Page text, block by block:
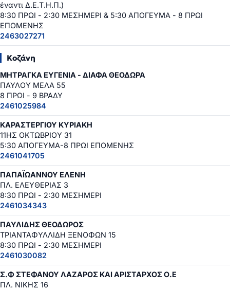
έναντι Δ.Ε.Τ.Η.Π.)
8:30 ΠΡΩΙ - 2:30 ΜΕΣΗΜΕΡΙ & 5:30 ΑΠΟΓΕΥΜΑ - 8 ΠΡΩΙ
ΕΠΟΜΕΝΗΣ
2463027271
Κοζάνη
ΜΗΤΡΑΓΚΑ ΕΥΓΕΝΙΑ - ΔΙΑΦΑ ΘΕΟΔΩΡΑ
ΠΑΥΛΟΥ ΜΕΛΑ 55
8 ΠΡΩΙ - 9 ΒΡΑΔΥ
2461025984
ΚΑΡΑΣΤΕΡΓΙΟΥ ΚΥΡΙΑΚΗ
11ΗΣ ΟΚΤΩΒΡΙΟΥ 31
5:30 ΑΠΟΓΕΥΜΑ-8 ΠΡΩΙ ΕΠΟΜΕΝΗΣ
2461041705
ΠΑΠΑΪΩΑΝΝΟΥ ΕΛΕΝΗ
ΠΛ. ΕΛΕΥΘΕΡΙΑΣ 3
8:30 ΠΡΩΙ - 2:30 ΜΕΣΗΜΕΡΙ
2461034343
ΠΑΥΛΙΔΗΣ ΘΕΟΔΩΡΟΣ
ΤΡΙΑΝΤΑΦΥΛΛΙΔΗ ΞΕΝΟΦΩΝ 15
8:30 ΠΡΩΙ - 2:30 ΜΕΣΗΜΕΡΙ
2461030082
Σ.Φ ΣΤΕΦΑΝΟΥ ΛΑΖΑΡΟΣ ΚΑΙ ΑΡΙΣΤΑΡΧΟΣ Ο.Ε
ΠΛ. ΝΙΚΗΣ 16